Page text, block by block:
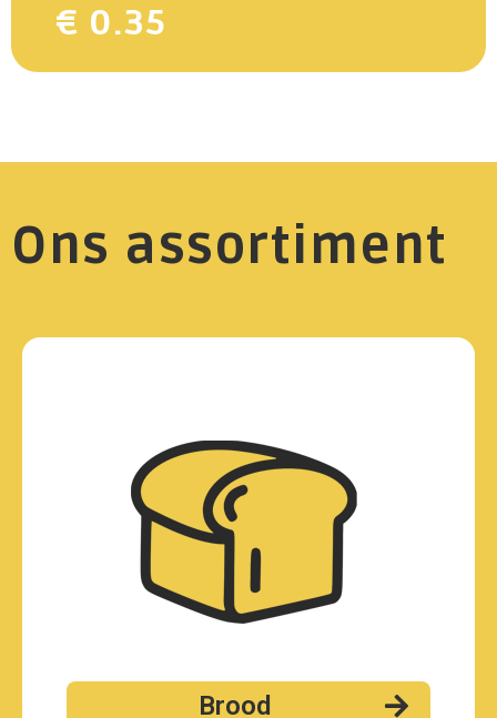
€ 0.35
Ons assortiment
Brood